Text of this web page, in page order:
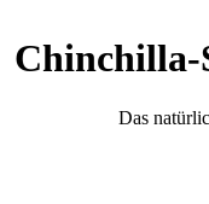
Chinchilla-
Das